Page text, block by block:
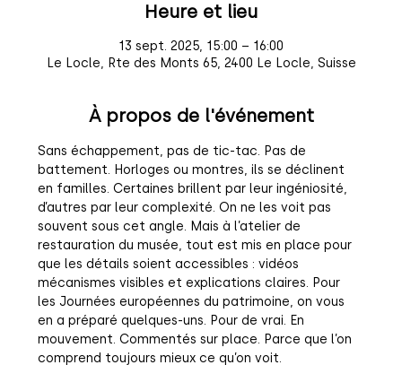
Heure et lieu
13 sept. 2025, 15:00 – 16:00
Le Locle, Rte des Monts 65, 2400 Le Locle, Suisse
À propos de l'événement
Sans échappement, pas de tic-tac. Pas de
battement. Horloges ou montres, ils se déclinent
en familles. Certaines brillent par leur ingéniosité,
d’autres par leur complexité. On ne les voit pas
souvent sous cet angle. Mais à l’atelier de
restauration du musée, tout est mis en place pour
que les détails soient accessibles : vidéos
mécanismes visibles et explications claires. Pour
les Journées européennes du patrimoine, on vous
en a préparé quelques-uns. Pour de vrai. En
mouvement. Commentés sur place. Parce que l’on
comprend toujours mieux ce qu’on voit.